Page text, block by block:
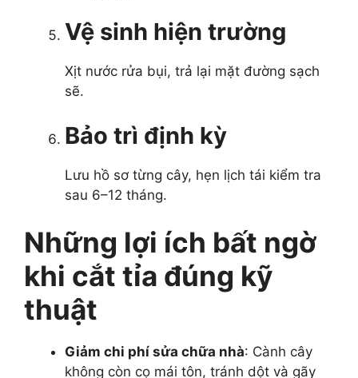
Vệ sinh hiện trường
Xịt nước rửa bụi, trả lại mặt đường sạch
sẽ.
Bảo trì định kỳ
Lưu hồ sơ từng cây, hẹn lịch tái kiểm tra
sau 6–12 tháng.
Những lợi ích bất ngờ
khi cắt tỉa đúng kỹ
thuật
Giảm chi phí sửa chữa nhà: Cành cây
không còn cọ mái tôn, tránh dột và gãy